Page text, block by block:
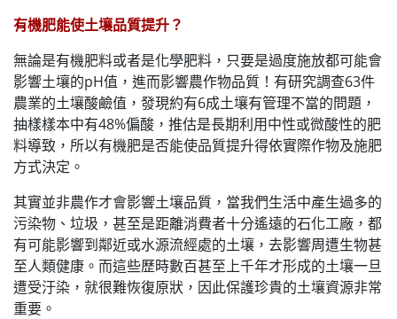
有機肥能使土壤品質提升？
無論是有機肥料或者是化學肥料，只要是過度施放都可能會
影響土壤的pH值，進而影響農作物品質！有研究調查63件
農業的土壤酸鹼值，發現約有6成土壤有管理不當的問題，
抽樣樣本中有48%偏酸，推估是長期利用中性或微酸性的肥
料導致，所以有機肥是否能使品質提升得依實際作物及施肥
方式決定。
其實並非農作才會影響土壤品質，當我們生活中產生過多的
污染物、垃圾，甚至是距離消費者十分遙遠的石化工廠，都
有可能影響到鄰近或水源流經處的土壤，去影響周遭生物甚
至人類健康。而這些歷時數百甚至上千年才形成的土壤一旦
遭受汙染，就很難恢復原狀，因此保護珍貴的土壤資源非常
重要。